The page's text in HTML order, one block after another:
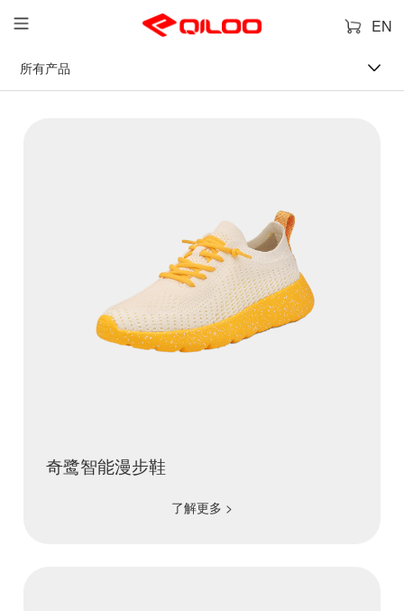
EN
所有产品
奇鹭智能漫步鞋
了解更多 >